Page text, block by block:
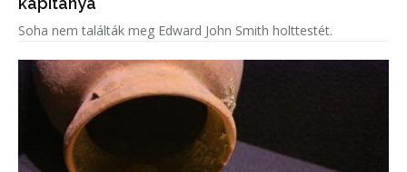
Soha nem találták meg Edward John Smith holttestét.